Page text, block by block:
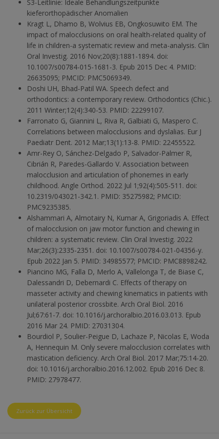
Zurück zur Übersicht
S3-Leitlinie: Ideale Behandlungszeitpunkte
kieferorthopädischer Anomalien
Kragt L, Dhamo B, Wolvius EB, Ongkosuwito EM. The
impact of malocclusions on oral health-related quality of
life in children-a systematic review and meta-analysis. Clin
Oral Investig. 2016 Nov;20(8):1881-1894. doi:
10.1007/s00784-015-1681-3. Epub 2015 Dec 4. PMID:
26635095; PMCID: PMC5069349.
Doshi UH, Bhad-Patil WA. Speech defect and
orthodontics: a contemporary review. Orthodontics (Chic.).
2011 Winter;12(4):340-53. PMID: 22299107.
Farronato G, Giannini L, Riva R, Galbiati G, Maspero C.
Correlations between malocclusions and dyslalias. Eur J
Paediatr Dent. 2012 Mar;13(1):13-8. PMID: 22455522.
Amr-Rey O, Sánchez-Delgado P, Salvador-Palmer R,
Cibrián R, Paredes-Gallardo V. Association between
malocclusion and articulation of phonemes in early
childhood. Angle Orthod. 2022 Jul 1;92(4):505-511. doi:
10.2319/043021-342.1. PMID: 35275982; PMCID:
PMC9235385.
Alshammari A, Almotairy N, Kumar A, Grigoriadis A. Effect
of malocclusion on jaw motor function and chewing in
children: a systematic review. Clin Oral Investig. 2022
Mar;26(3):2335-2351. doi: 10.1007/s00784-021-04356-y.
Epub 2022 Jan 5. PMID: 34985577; PMCID: PMC8898242.
Piancino MG, Falla D, Merlo A, Vallelonga T, de Biase C,
Dalessandri D, Debernardi C. Effects of therapy on
masseter activity and chewing kinematics in patients with
unilateral posterior crossbite. Arch Oral Biol. 2016
Jul;67:61-7. doi: 10.1016/j.archoralbio.2016.03.013. Epub
2016 Mar 24. PMID: 27031304.
Bourdiol P, Soulier-Peigue D, Lachaze P, Nicolas E, Woda
A, Hennequin M. Only severe malocclusion correlates with
mastication deficiency. Arch Oral Biol. 2017 Mar;75:14-20.
doi: 10.1016/j.archoralbio.2016.12.002. Epub 2016 Dec 8.
PMID: 27978477.